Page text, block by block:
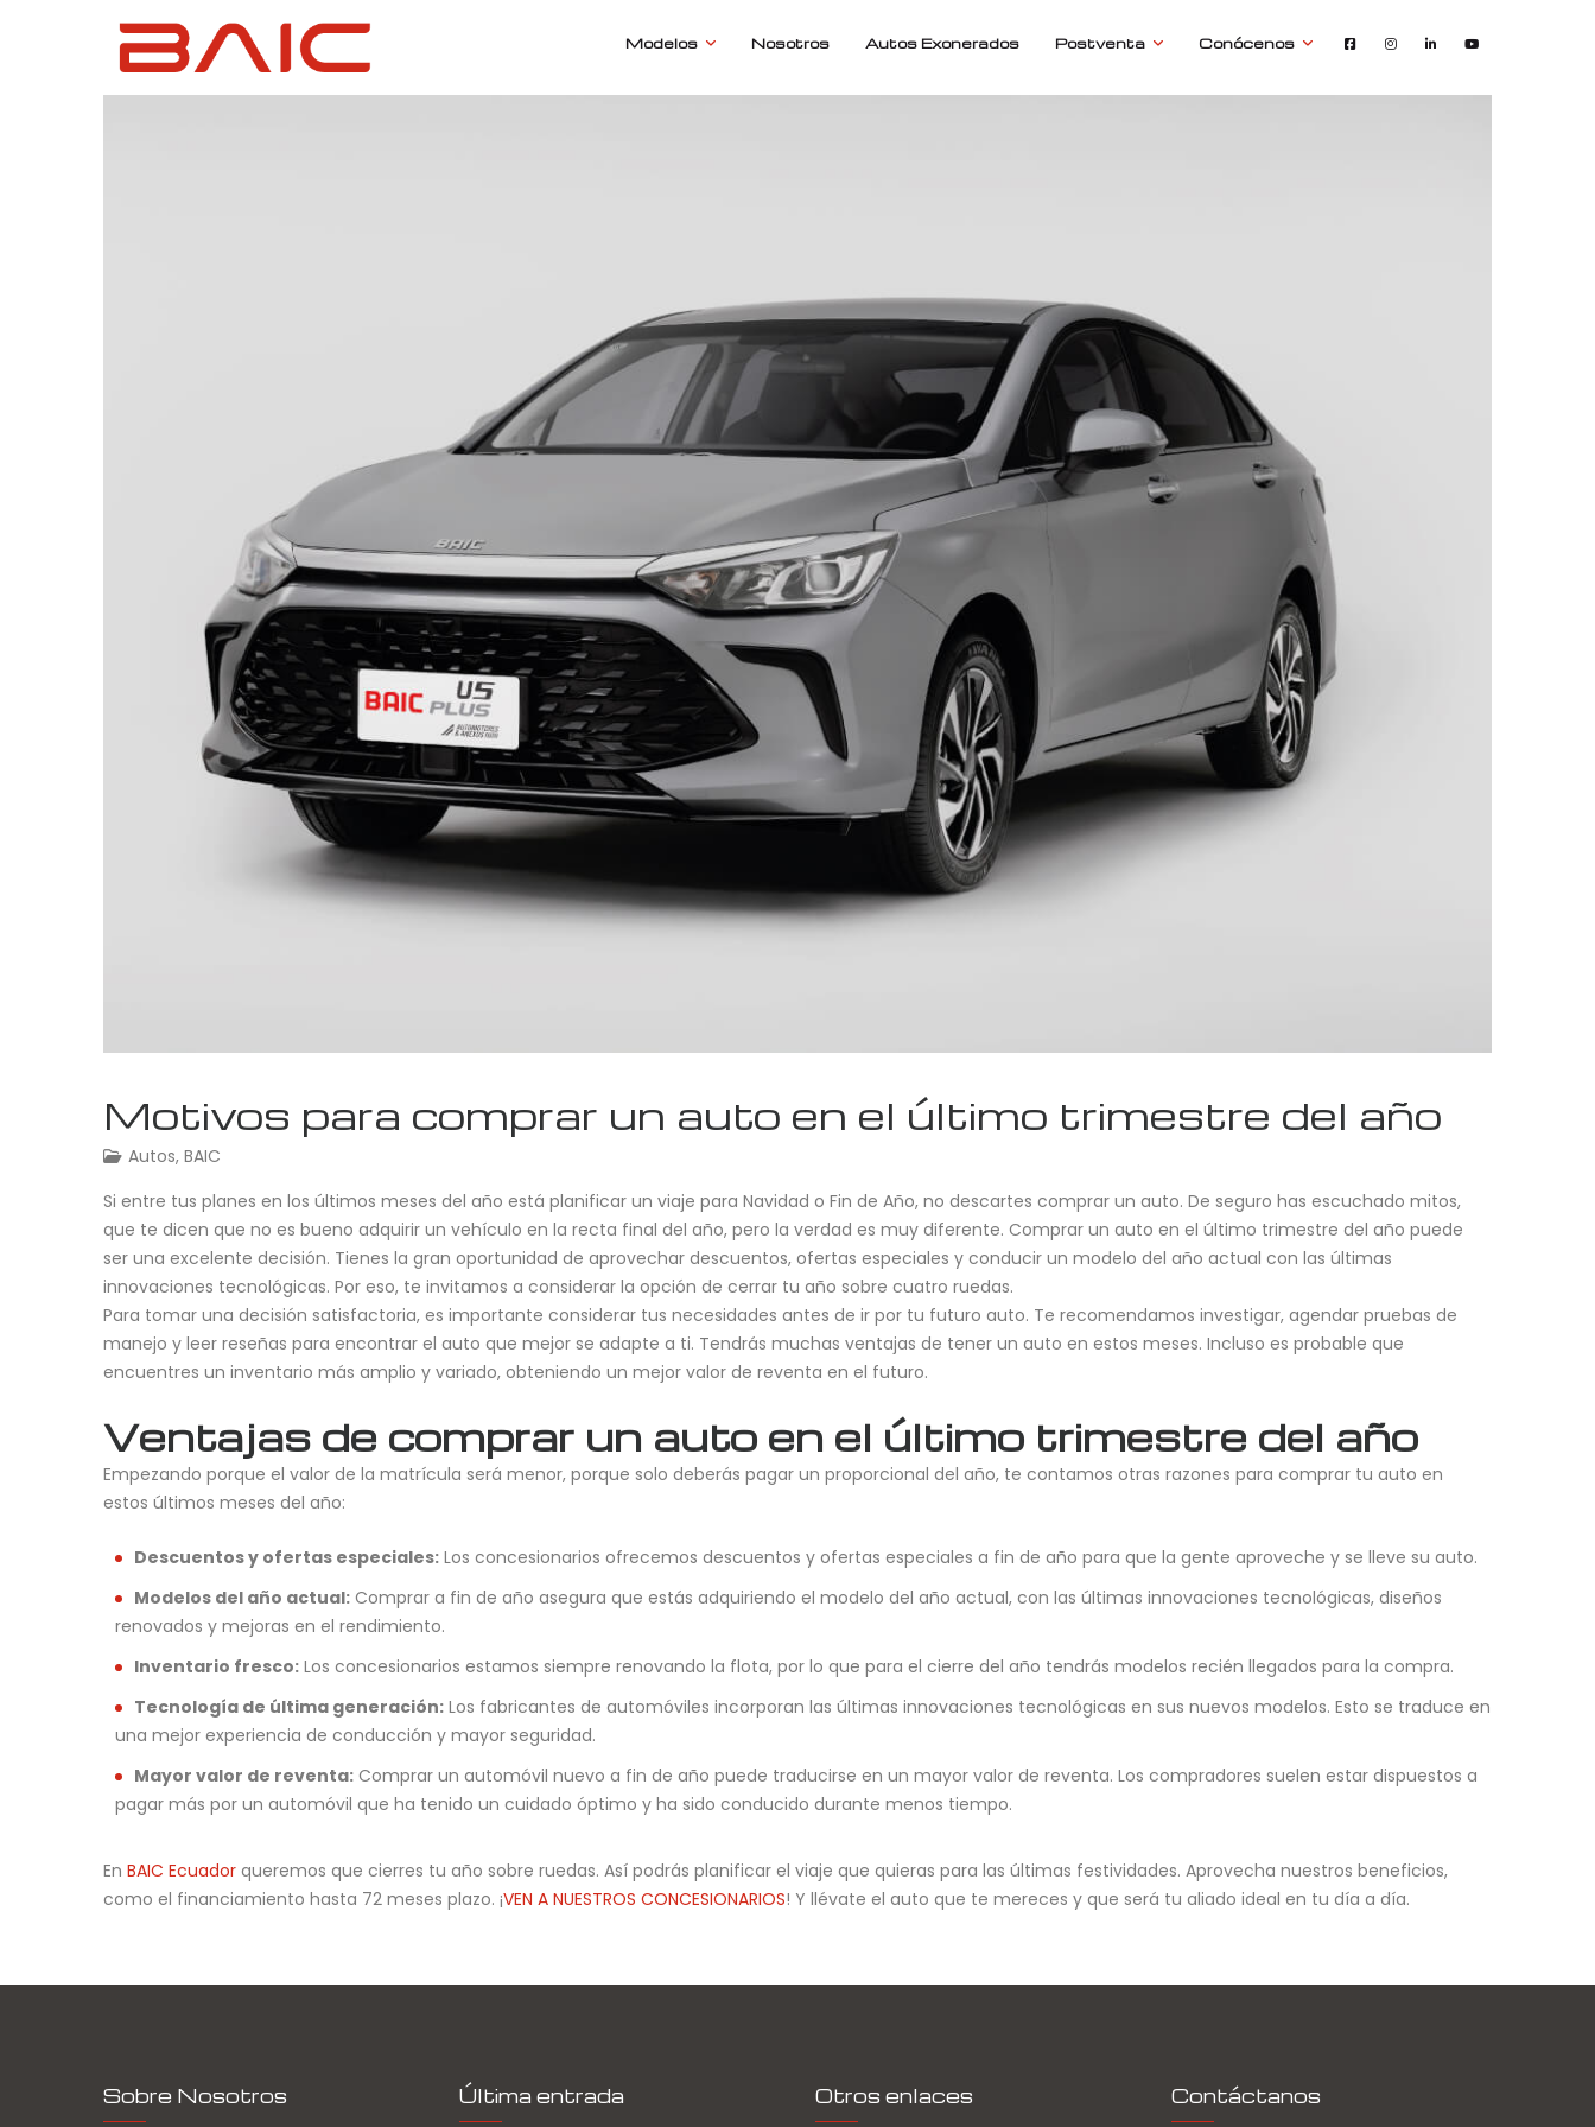
Modelos Nosotros Autos Exonerados Postventa Conócenos
Motivos para comprar un auto en el último trimestre del año
Autos, BAIC
Si entre tus planes en los últimos meses del año está planificar un viaje para Navidad o Fin de Año, no descartes comprar un auto. De seguro has escuchado mitos,
que te dicen que no es bueno adquirir un vehículo en la recta final del año, pero la verdad es muy diferente. Comprar un auto en el último trimestre del año puede
ser una excelente decisión. Tienes la gran oportunidad de aprovechar descuentos, ofertas especiales y conducir un modelo del año actual con las últimas
innovaciones tecnológicas. Por eso, te invitamos a considerar la opción de cerrar tu año sobre cuatro ruedas.
Para tomar una decisión satisfactoria, es importante considerar tus necesidades antes de ir por tu futuro auto. Te recomendamos investigar, agendar pruebas de
manejo y leer reseñas para encontrar el auto que mejor se adapte a ti. Tendrás muchas ventajas de tener un auto en estos meses. Incluso es probable que
encuentres un inventario más amplio y variado, obteniendo un mejor valor de reventa en el futuro.
Ventajas de comprar un auto en el último trimestre del año
Empezando porque el valor de la matrícula será menor, porque solo deberás pagar un proporcional del año, te contamos otras razones para comprar tu auto en
estos últimos meses del año:
Descuentos y ofertas especiales: Los concesionarios ofrecemos descuentos y ofertas especiales a fin de año para que la gente aproveche y se lleve su auto.
Modelos del año actual: Comprar a fin de año asegura que estás adquiriendo el modelo del año actual, con las últimas innovaciones tecnológicas, diseños
renovados y mejoras en el rendimiento.
Inventario fresco: Los concesionarios estamos siempre renovando la flota, por lo que para el cierre del año tendrás modelos recién llegados para la compra.
Tecnología de última generación: Los fabricantes de automóviles incorporan las últimas innovaciones tecnológicas en sus nuevos modelos. Esto se traduce en
una mejor experiencia de conducción y mayor seguridad.
Mayor valor de reventa: Comprar un automóvil nuevo a fin de año puede traducirse en un mayor valor de reventa. Los compradores suelen estar dispuestos a
pagar más por un automóvil que ha tenido un cuidado óptimo y ha sido conducido durante menos tiempo.
En BAIC Ecuador queremos que cierres tu año sobre ruedas. Así podrás planificar el viaje que quieras para las últimas festividades. Aprovecha nuestros beneficios,
como el financiamiento hasta 72 meses plazo. ¡VEN A NUESTROS CONCESIONARIOS! Y llévate el auto que te mereces y que será tu aliado ideal en tu día a día.
Sobre Nosotros Última entrada Otros enlaces Contáctanos